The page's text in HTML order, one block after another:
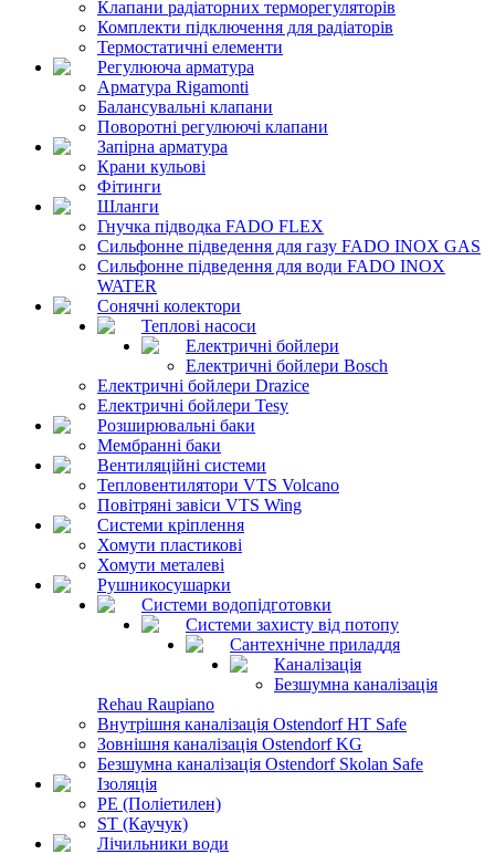
Клапани радіаторних терморегуляторів
Комплекти підключення для радіаторів
Термостатичні елементи
Регулююча арматура
Арматура Rigamonti
Балансувальні клапани
Поворотні регулюючі клапани
Запірна арматура
Крани кульові
Фітинги
Шланги
Гнучка підводка FADO FLEX
Сильфонне підведення для газу FADO INOX GAS
Сильфонне підведення для води FADO INOX
WATER
Сонячні колектори
Теплові насоси
Електричні бойлери
Електричні бойлери Bosch
Електричні бойлери Drazice
Електричні бойлери Tesy
Розширювальні баки
Мембранні баки
Вентиляційні системи
Тепловентилятори VTS Volcano
Повітряні завіси VTS Wing
Системи кріплення
Хомути пластикові
Хомути металеві
Рушникосушарки
Системи водопідготовки
Системи захисту від потопу
Сантехнічне приладдя
Каналізація
Безшумна каналізація
Rehau Raupiano
Внутрішня каналізація Ostendorf HT Safe
Зовнішня каналізація Ostendorf KG
Безшумна каналізація Ostendorf Skolan Safe
Ізоляція
PE (Поліетилен)
ST (Каучук)
Лічильники води